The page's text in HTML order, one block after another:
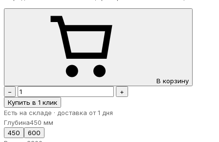
В корзину
−
+
Купить в 1 клик
Есть на складе · доставка от 1 дня
Глубина450 мм
450
600